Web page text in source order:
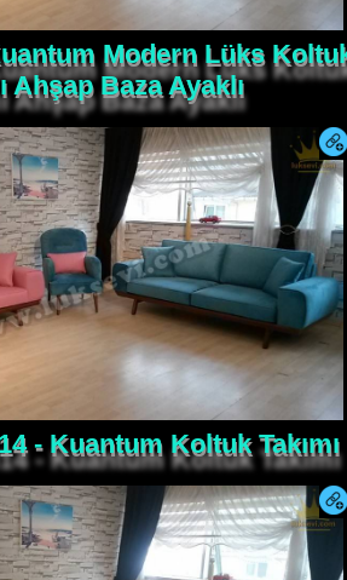
Modern Lüks
Ahşap Baza Ayaklı
- Kuantum Koltuk Takımı